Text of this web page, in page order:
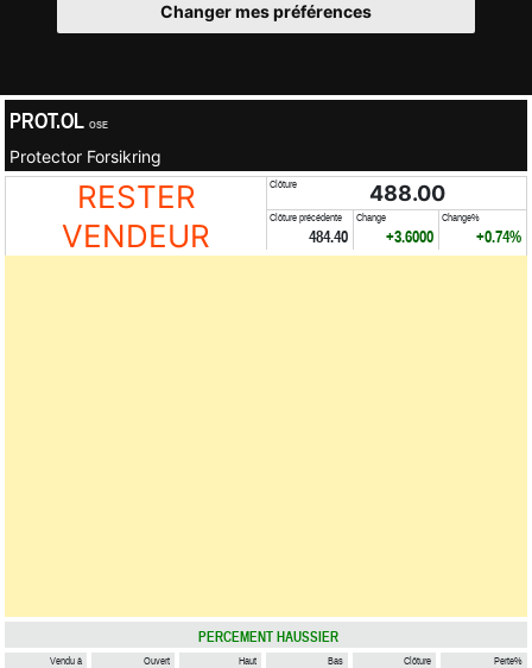
Changer mes préférences
PROT.OL OSE
Protector Forsikring
RESTER
VENDEUR
Clôture 488.00
Clôture précédente
484.40
Change
+3.6000
Change%
+0.74%
PERCEMENT HAUSSIER
Vendu à Ouvert Haut Bas Clôture Perte%